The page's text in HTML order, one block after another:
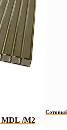
MDL /М2